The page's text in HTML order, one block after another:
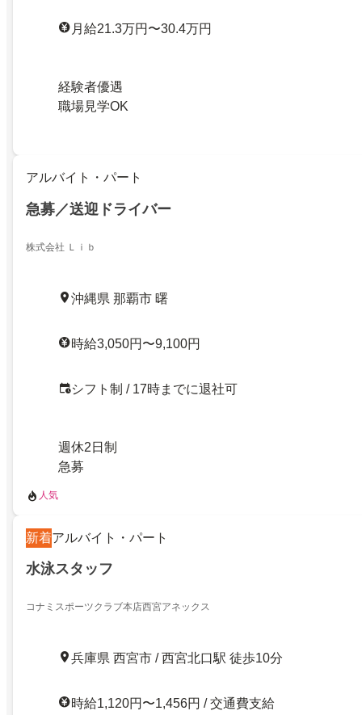
月給21.3万円〜30.4万円
経験者優遇
職場見学OK
アルバイト・パート
急募／送迎ドライバー
株式会社 Ｌｉｂ
沖縄県 那覇市 曙
時給3,050円〜9,100円
シフト制 / 17時までに退社可
週休2日制
急募
人気
新着アルバイト・パート
水泳スタッフ
コナミスポーツクラブ本店西宮アネックス
兵庫県 西宮市 / 西宮北口駅 徒歩10分
時給1,120円〜1,456円 / 交通費支給